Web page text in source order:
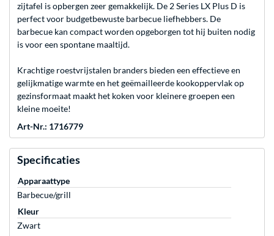
zijtafel is opbergen zeer gemakkelijk. De 2 Series LX Plus D is
perfect voor budgetbewuste barbecue liefhebbers. De
barbecue kan compact worden opgeborgen tot hij buiten nodig
is voor een spontane maaltijd.
Krachtige roestvrijstalen branders bieden een effectieve en
gelijkmatige warmte en het geëmailleerde kookoppervlak op
gezinsformaat maakt het koken voor kleinere groepen een
kleine moeite!
Art-Nr.: 1716779
Specificaties
Apparaattype
Barbecue/grill
Kleur
Zwart